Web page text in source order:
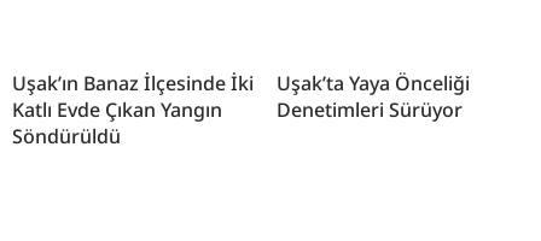
Uşak’ın Banaz İlçesinde İki
Katlı Evde Çıkan Yangın
Söndürüldü
Uşak’ta Yaya Önceliği
Denetimleri Sürüyor